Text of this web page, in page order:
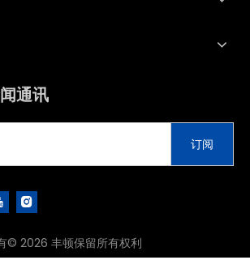
通讯
订阅
© 2026 丰顿保留所有权利